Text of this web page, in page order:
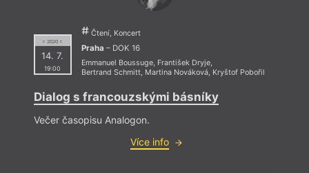
= 2020 =
14. 7.
19:00
Čtení, Koncert
Praha – DOK 16
Emmanuel Boussuge, František Dryje,
Bertrand Schmitt, Martina Nováková, Kryštof Pobořil
Dialog s francouzskými básníky
Večer časopisu Analogon.
Více info